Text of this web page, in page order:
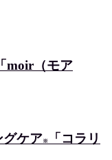
moir（モア
ケア※
「コラリ